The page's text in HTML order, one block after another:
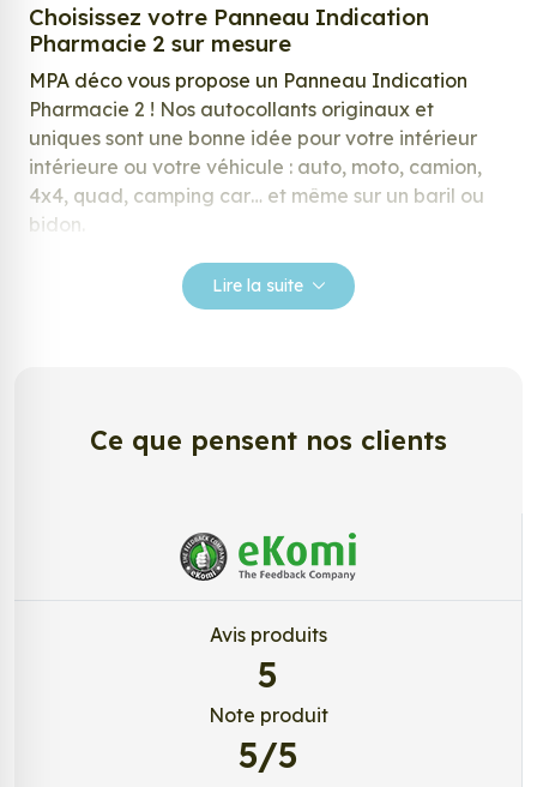
Choisissez votre Panneau Indication
Pharmacie 2 sur mesure
MPA déco vous propose un Panneau Indication
Pharmacie 2 ! Nos autocollants originaux et
uniques sont une bonne idée pour votre intérieur
intérieure ou votre véhicule : auto, moto, camion,
4x4, quad, camping car… et même sur un baril ou
bidon.
Nos stickers sont spécialement conçus pour
répondre à vos attentes, laissez vous inspirer parmi
Envie de changer de décoration ? Nous avons la
d’autocollant, d’adhésifs ou de vinyle, sont
tendances et très populaires pour décorer votre
Personnalisez la surface de votre choix avec nos
stickers muraux et stickers véhicule. Une solution
simple et rapide qui transforme toutes surfaces
lisses, propres et non poreuses.
Lire la suite
Ce que pensent nos clients
Avis produits
5
Note produit
5/5